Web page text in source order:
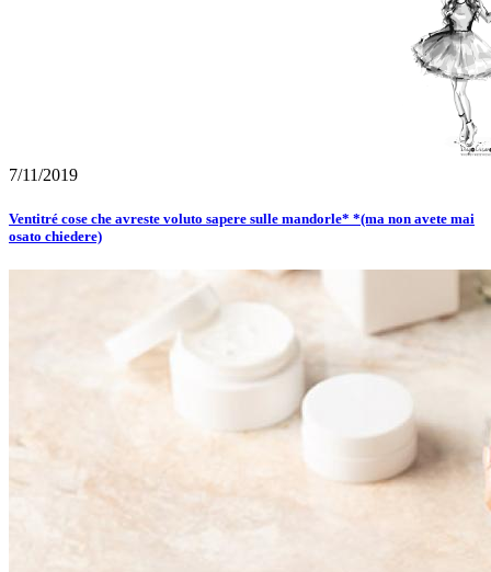
7/11/2019
Ventitré cose che avreste voluto sapere sulle mandorle* *(ma non avete mai
osato chiedere)